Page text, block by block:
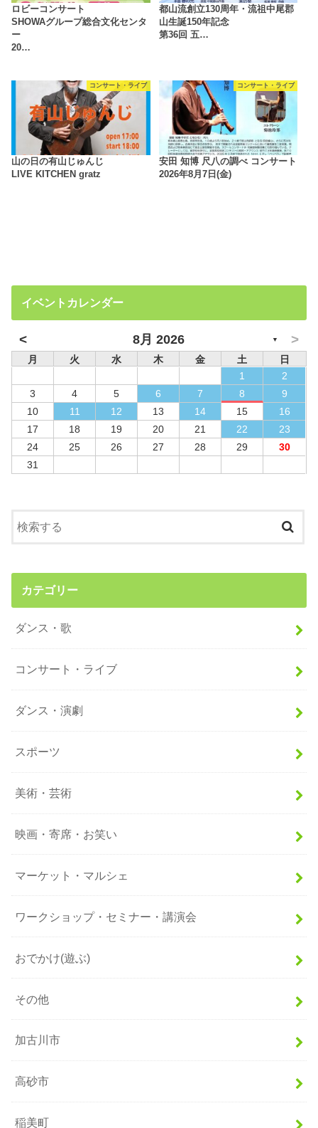
ロビーコンサート
SHOWAグループ総合文化センタ
ー
20…
都山流創立130周年・流祖中尾郡
山生誕150年記念
第36回 五…
コンサート・ライブ
山の日の有山じゅんじ
LIVE KITCHEN gratz
コンサート・ライブ
安田 知博 尺八の調べ コンサート
2026年8月7日(金)
イベントカレンダー
< 8月 2026 ▼ >
月 火 水 木 金 土
日
1
2
3
4 5 6 7 8
9
10
11 12 13 14 15
16
17
18 19 20 21 22
23
24
25 26 27 28 29
30
31
カテゴリー
ダンス・歌
コンサート・ライブ
ダンス・演劇
スポーツ
美術・芸術
映画・寄席・お笑い
マーケット・マルシェ
ワークショップ・セミナー・講演会
おでかけ(遊ぶ)
その他
加古川市
高砂市
稲美町